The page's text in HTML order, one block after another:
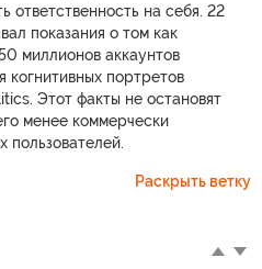
ответственность на себя. 22
показания о том как
миллионов аккаунтов
когнитивных портретов
Этот факты не остановят
менее коммерчески
пользователей.
Раскрыть ветку